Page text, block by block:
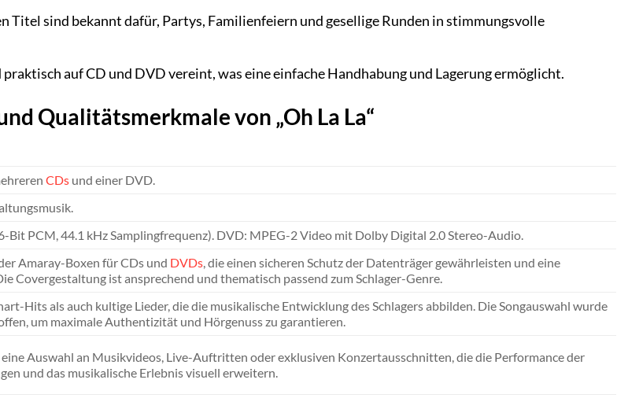
Titel sind bekannt dafür, Partys, Familienfeiern und gesellige Runden in stimmungsvolle
auf CD und DVD vereint, was eine einfache Handhabung und Lagerung ermöglicht.
Qualitätsmerkmale von „Oh La La“
CDsund einer DVD.
PCM, 44.1 kHz Samplingfrequenz). DVD: MPEG-2 Video mit Dolby Digital 2.0 Stereo-Audio.
Amaray-Boxen für CDs und DVDs, die einen sicheren Schutz der Datenträger gewährleisten und eine
Covergestaltung ist ansprechend und thematisch passend zum Schlager-Genre.
Hits als auch kultige Lieder, die die musikalische Entwicklung des Schlagers abbilden. Die Songauswahl wurde
um maximale Authentizität und Hörgenuss zu garantieren.
Auswahl an Musikvideos, Live-Auftritten oder exklusiven Konzertausschnitten, die die Performance der
und das musikalische Erlebnis visuell erweitern.